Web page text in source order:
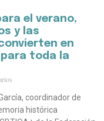
el verano,
y las
en
toda la
coordinador de
histórica